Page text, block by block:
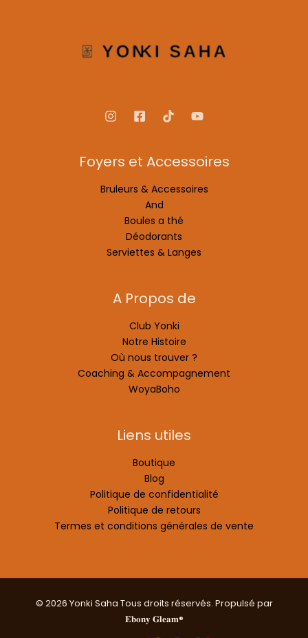
Foyers et Accessoires
Bruleurs & Accessoires
And
Boules a thé
Déodorants
Serviettes & Langes
A Propos de
Club Yonki
Notre Histoire
Où nous trouver ?
Coaching & Accompagnement
WoyaBoho
Liens utiles
Boutique
Blog
Politique de confidentialité
Politique de retours
Termes et conditions générales de vente
© 2026 Yonki Saha Tous droits réservés. Propulsé par
𝐄𝐛𝐨𝐧𝐲 𝐆𝐥𝐞𝐚𝐦®